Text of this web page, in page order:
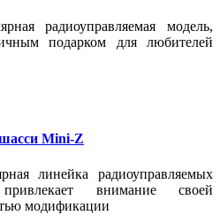
радиоуправляемая модель,
подарком для любителей
Mini-Z
линейка радиоуправляемых
внимание своей
модификации